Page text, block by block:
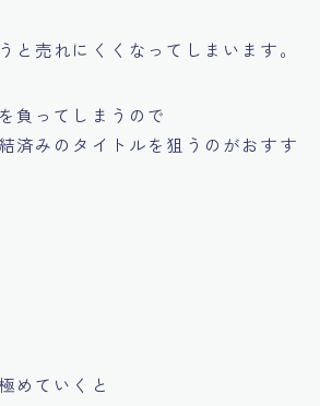
と売れにくくなってしまいます。
負ってしまうので
済みのタイトルを狙うのがおすす
めていくと